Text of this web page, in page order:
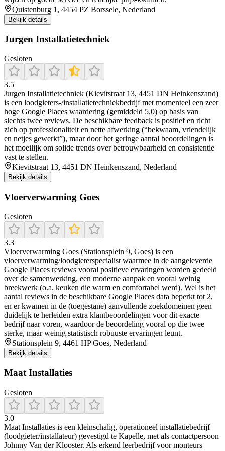
Quistenburg 1, 4454 PZ Borssele, Nederland
Bekijk details
Jurgen Installatietechniek
Gesloten
3.5
Jurgen Installatietechniek (Kievitstraat 13, 4451 DN Heinkenszand)
is een loodgieters-/installatietechniekbedrijf met momenteel een zeer
hoge Google Places waardering (gemiddeld 5,0) op basis van
slechts twee reviews. De beschikbare feedback is positief en richt
zich op professionaliteit en nette afwerking (“bekwaam, vriendelijk
en netjes gewerkt”), maar door het geringe aantal beoordelingen is
het moeilijk om solide trends over betrouwbaarheid en consistentie
vast te stellen.
Kievitstraat 13, 4451 DN Heinkenszand, Nederland
Bekijk details
Vloerverwarming Goes
Gesloten
3.3
Vloerverwarming Goes (Stationsplein 9, Goes) is een
vloerverwarming/loodgieterspecialist waarmee in de aangeleverde
Google Places reviews vooral positieve ervaringen worden gedeeld
over de samenwerking, een moderne aanpak en vooral weinig
breekwerk (o.a. keuken die warm en comfortabel werd). Wel is het
aantal reviews in de beschikbare Google Places data beperkt tot 2,
en er kwamen in de (toegestane) aanvullende zoekdomeinen geen
duidelijk te herleiden extra klantbeoordelingen voor dit exacte
bedrijf naar voren, waardoor de beoordeling vooral op die twee
sterke, maar weinig statistisch robuuste ervaringen leunt.
Stationsplein 9, 4461 HP Goes, Nederland
Bekijk details
Maat Installaties
Gesloten
3.0
Maat Installaties is een kleinschalig, operationeel installatiebedrijf
(loodgieter/installateur) gevestigd te Kapelle, met als contactpersoon
Johnny Van der Klooster. Als erkend leerbedrijf voor monteurs